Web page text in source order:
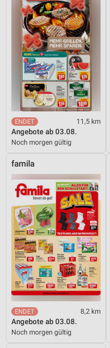
11,5 km
Angebote ab 03.08.
Noch morgen gültig
famila
8,2 km
Angebote ab 03.08.
Noch morgen gültig
Entwicklung und
Verwendung reduzierter
Inhalten
IAB-Besonderheiten:
Verwendung genauer
Geräte anhand von aktiv
Informationen identifizieren
Nicht-IAB-Verarbeitungszwecke:
Notwendig
Funktional
Werbung